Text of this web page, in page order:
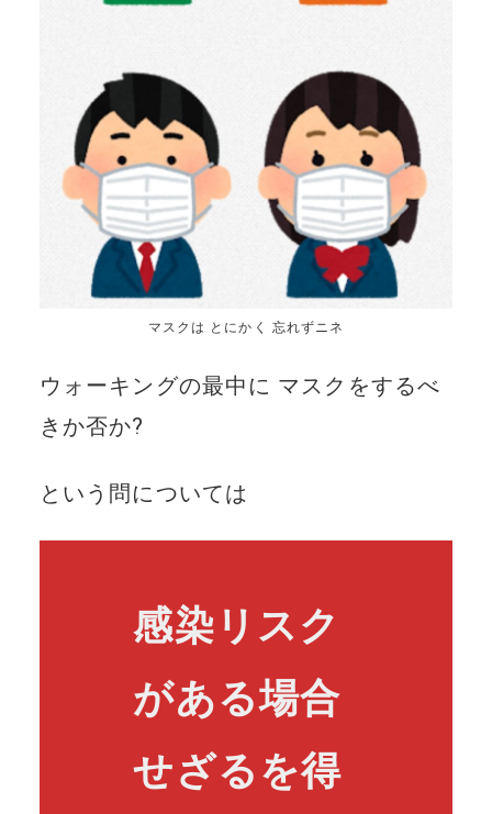
マスクは とにかく 忘れずニネ
ウォーキングの最中に マスクをするべ
きか否か?
という問については
感染リスク
がある場合
せざるを得